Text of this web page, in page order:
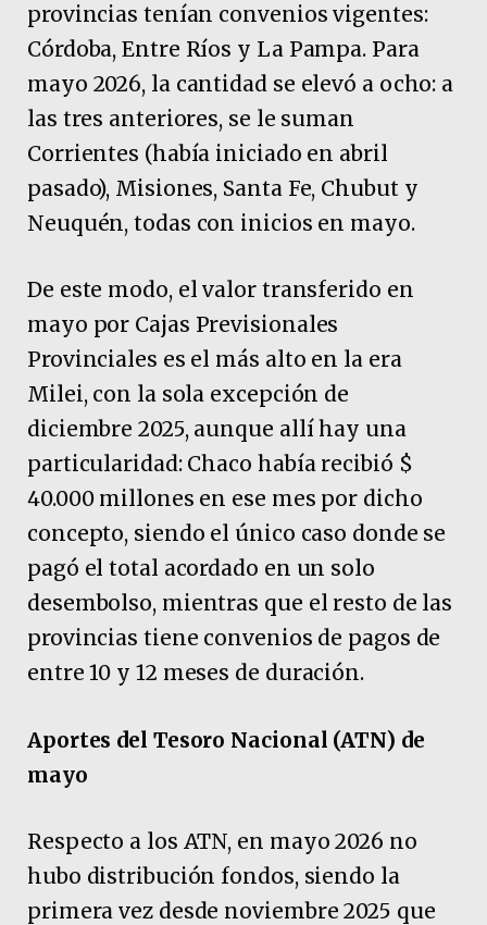
provincias tenían convenios vigentes:
Córdoba, Entre Ríos y La Pampa. Para
mayo 2026, la cantidad se elevó a ocho: a
las tres anteriores, se le suman
Corrientes (había iniciado en abril
pasado), Misiones, Santa Fe, Chubut y
Neuquén, todas con inicios en mayo.
De este modo, el valor transferido en
mayo por Cajas Previsionales
Provinciales es el más alto en la era
Milei, con la sola excepción de
diciembre 2025, aunque allí hay una
particularidad: Chaco había recibió $
40.000 millones en ese mes por dicho
concepto, siendo el único caso donde se
pagó el total acordado en un solo
desembolso, mientras que el resto de las
provincias tiene convenios de pagos de
entre 10 y 12 meses de duración.
Aportes del Tesoro Nacional (ATN) de
mayo
Respecto a los ATN, en mayo 2026 no
hubo distribución fondos, siendo la
primera vez desde noviembre 2025 que